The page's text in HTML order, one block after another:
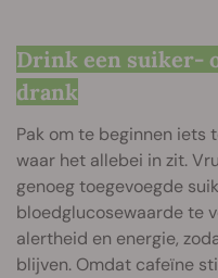
Drink een suiker-
drank
Pak om te beginnen iets
waar het allebei in zit.
genoeg toegevoegde
bloedglucosewaarde te
alertheid en energie,
blijven. Omdat cafeïne